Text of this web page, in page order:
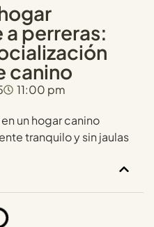
perreras:
canino
11:00 pm